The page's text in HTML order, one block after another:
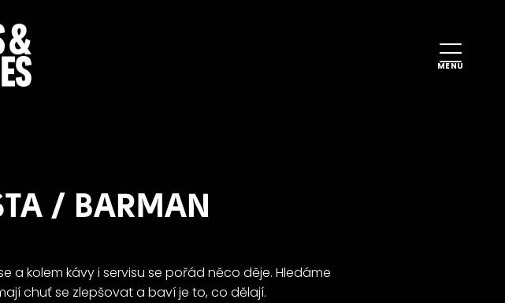
MENU
/ BARMAN
a kolem kávy i servisu se pořád něco děje. Hledáme
chuť se zlepšovat a baví je to, co dělají.